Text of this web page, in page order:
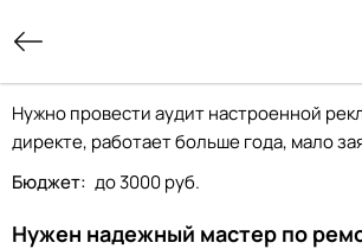
Нужно провести аудит настроенной
директе, работает больше года, мало
Бюджет: до 3000 руб.
Нужен надежный мастер по